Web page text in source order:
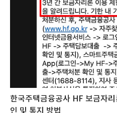
한국주택금융공사 HF 보금자
인 및 통지 방법